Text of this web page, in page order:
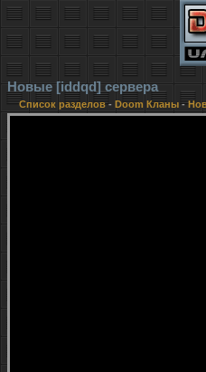
Новые [iddqd] сервера
Список разделов- Doom Кланы-